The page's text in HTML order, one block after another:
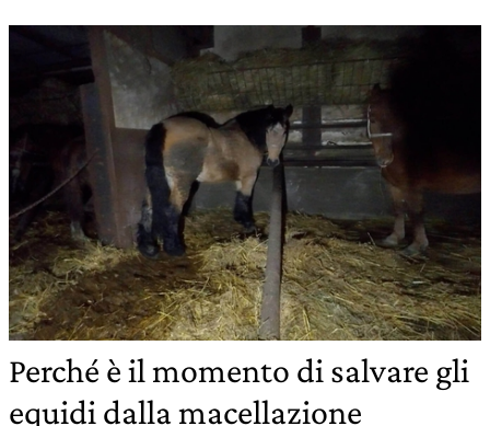
Perché è il momento di salvare gli
equidi dalla macellazione